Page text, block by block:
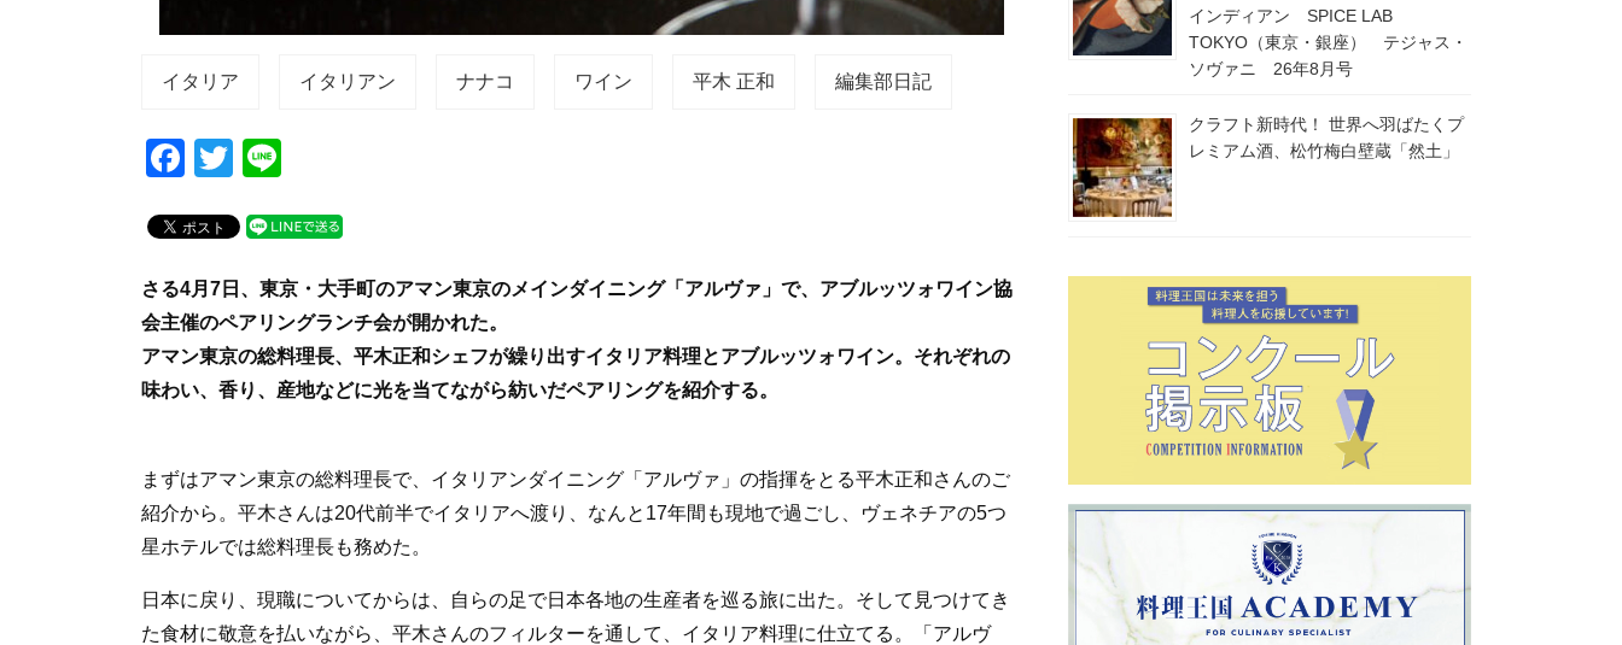
イタリア イタリアン ナナコ ワイン 平木 正和 編集部日記
F
c
e
b
o
o
T
tt
er
e
さる4月7日、東京・大手町のアマン東京のメインダイニング「アルヴァ」で、アブルッツォワイン協
会主催のペアリングランチ会が開かれた。
アマン東京の総料理長、平木正和シェフが繰り出すイタリア料理とアブルッツォワイン。それぞれの
味わい、香り、産地などに光を当てながら紡いだペアリングを紹介する。
まずはアマン東京の総料理長で、イタリアンダイニング「アルヴァ」の指揮をとる平木正和さんのご
紹介から。平木さんは20代前半でイタリアへ渡り、なんと17年間も現地で過ごし、ヴェネチアの5つ
星ホテルでは総料理長も務めた。
日本に戻り、現職についてからは、自らの足で日本各地の生産者を巡る旅に出た。そして見つけてき
た食材に敬意を払いながら、平木さんのフィルターを通して、イタリア料理に仕立てる。「アルヴ
インディアン SPICE LAB
TOKYO（東京・銀座） テジャス・
ソヴァニ 26年8月号
クラフト新時代！ 世界へ羽ばたくプ
レミアム酒、松竹梅白壁蔵「然土」